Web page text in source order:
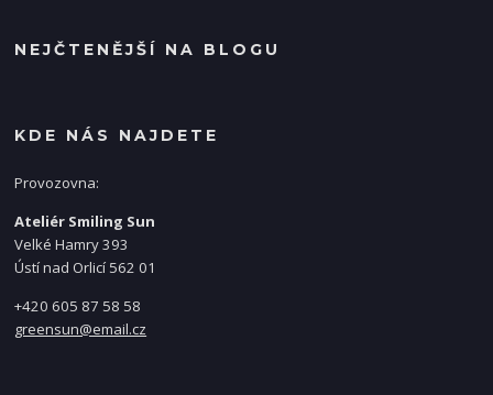
NEJČTENĚJŠÍ NA BLOGU
KDE NÁS NAJDETE
Provozovna:
Ateliér Smiling Sun
Velké Hamry 393
Ústí nad Orlicí 562 01
+420 605 87 58 58
greensun@email.cz